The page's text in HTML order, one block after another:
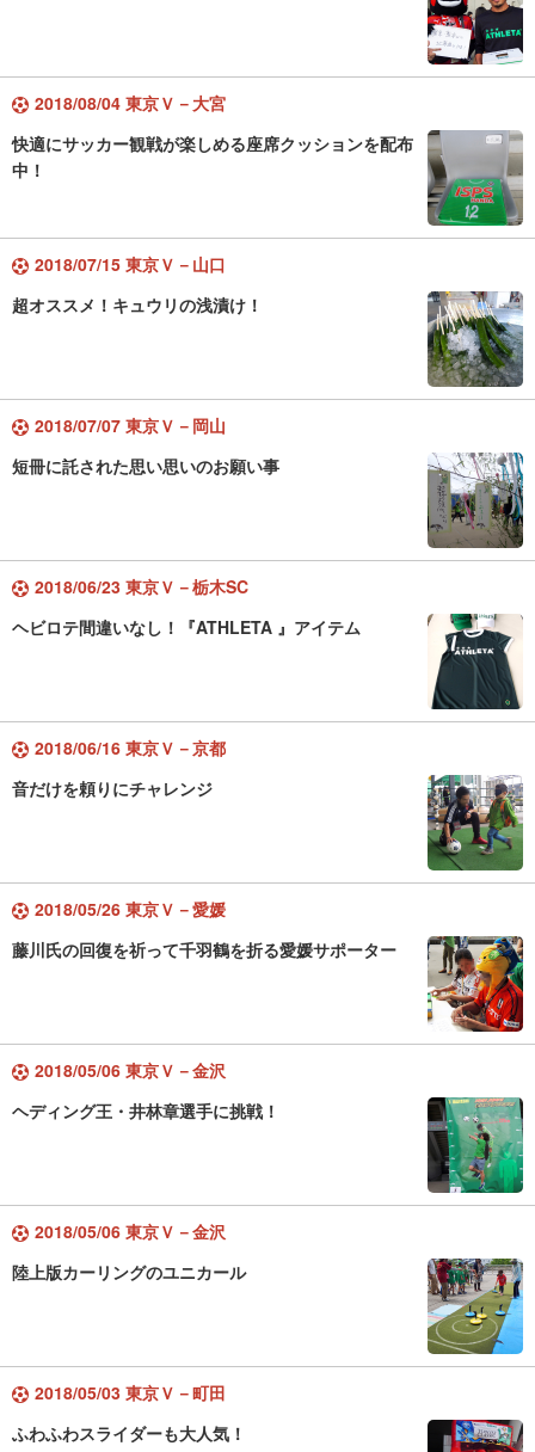
2018/08/04 東京Ｖ－大宮
快適にサッカー観戦が楽しめる座席クッションを配布
中！
2018/07/15 東京Ｖ－山口
超オススメ！キュウリの浅漬け！
2018/07/07 東京Ｖ－岡山
短冊に託された思い思いのお願い事
2018/06/23 東京Ｖ－栃木SC
ヘビロテ間違いなし！『ATHLETA 』アイテム
2018/06/16 東京Ｖ－京都
音だけを頼りにチャレンジ
2018/05/26 東京Ｖ－愛媛
藤川氏の回復を祈って千羽鶴を折る愛媛サポーター
2018/05/06 東京Ｖ－金沢
ヘディング王・井林章選手に挑戦！
2018/05/06 東京Ｖ－金沢
陸上版カーリングのユニカール
2018/05/03 東京Ｖ－町田
ふわふわスライダーも大人気！